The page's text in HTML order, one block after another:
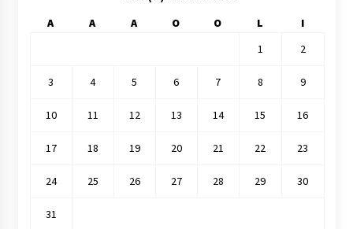
A A A O O L
I
1
2
3 4 5 6 7 8 9
10 11 12 13 14 15 16
17 18 19 20 21 22 23
24 25 26 27 28 29 30
31